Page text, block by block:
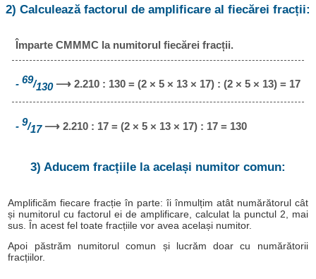
2) Calculează factorul de amplificare al fiecărei fracții:
Împarte CMMMC la numitorul fiecărei fracții.
- 69/130 ⟶ 2.210 : 130 = (2 × 5 × 13 × 17) : (2 × 5 × 13) = 17
- 9/17 ⟶ 2.210 : 17 = (2 × 5 × 13 × 17) : 17 = 130
3) Aducem fracțiile la același numitor comun:
Amplificăm fiecare fracție în parte: îi înmulțim atât numărătorul cât
și numitorul cu factorul ei de amplificare, calculat la punctul 2, mai
sus. În acest fel toate fracțiile vor avea același numitor.
Apoi păstrăm numitorul comun și lucrăm doar cu numărătorii
fracțiilor.